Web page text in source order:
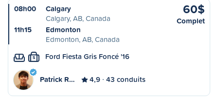
08h00
Calgary
Calgary, AB, Canada
11h15
Edmonton
Edmonton, AB, Canada
60$
Complet
S Ford Fiesta Gris Foncé '16
Patrick R… 4,9 43 conduits